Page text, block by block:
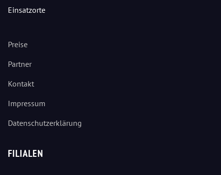
Einsatzorte
Preise
Partner
Kontakt
Impressum
Datenschutzerklärung
FILIALEN